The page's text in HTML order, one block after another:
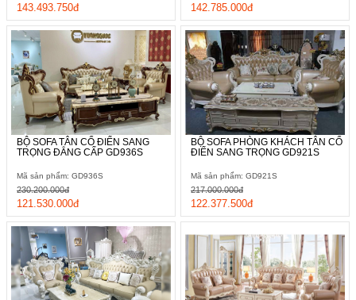
143.493.750đ 142.785.000đ
BỘ SOFA TÂN CỔ ĐIỂN SANG
TRỌNG ĐẲNG CẤP GD936S
Mã sản phẩm: GD936S
121.530.000đ
230.200.000đ
BỘ SOFA PHÒNG KHÁCH TÂN CỔ
ĐIỂN SANG TRỌNG GD921S
Mã sản phẩm: GD921S
122.377.500đ
217.000.000đ